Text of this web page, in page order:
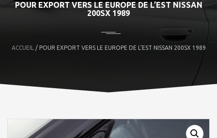
POUR EXPORT VERS LE EUROPE DE L’EST NISSAN
200SX 1989
ACCUEIL / POUR EXPORT VERS LE EUROPE DE L’EST NISSAN 200SX 1989